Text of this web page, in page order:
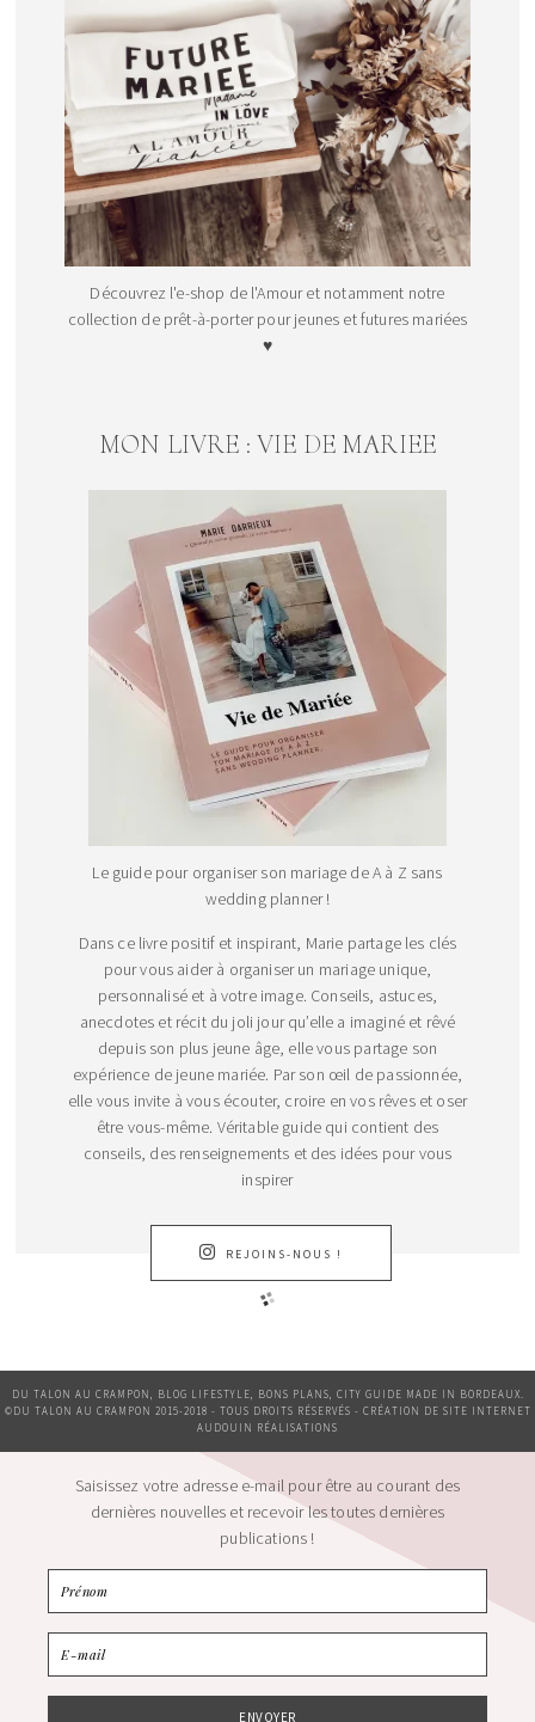
Découvrez l'e-shop de l'Amour et notamment notre
collection de prêt-à-porter pour jeunes et futures mariées
♥
MON LIVRE : VIE DE MARIEE
Le guide pour organiser son mariage de A à Z sans
wedding planner !
Dans ce livre positif et inspirant, Marie partage les clés
pour vous aider à organiser un mariage unique,
personnalisé et à votre image. Conseils, astuces,
anecdotes et récit du joli jour qu’elle a imaginé et rêvé
depuis son plus jeune âge, elle vous partage son
expérience de jeune mariée. Par son œil de passionnée,
elle vous invite à vous écouter, croire en vos rêves et oser
être vous-même. Véritable guide qui contient des
conseils, des renseignements et des idées pour vous
inspirer
REJOINS-NOUS !
DU TALON AU CRAMPON, BLOG LIFESTYLE, BONS PLANS, CITY GUIDE MADE IN BORDEAUX.
©DU TALON AU CRAMPON 2015-2018 - TOUS DROITS RÉSERVÉS - CRÉATION DE SITE INTERNET
AUDOUIN RÉALISATIONS
Saisissez votre adresse e-mail pour être au courant des
dernières nouvelles et recevoir les toutes dernières
publications !